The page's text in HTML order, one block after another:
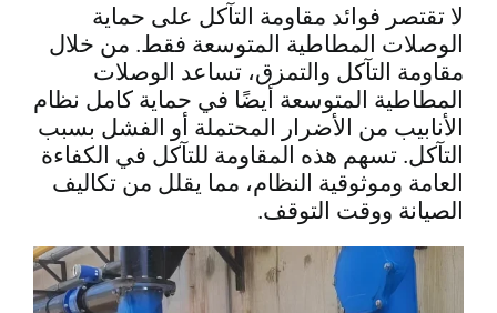
لا تقتصر فوائد مقاومة التآكل على حماية
الوصلات المطاطية المتوسعة فقط. من خلال
مقاومة التآكل والتمزق، تساعد الوصلات
المطاطية المتوسعة أيضًا في حماية كامل نظام
الأنابيب من الأضرار المحتملة أو الفشل بسبب
التآكل. تسهم هذه المقاومة للتآكل في الكفاءة
العامة وموثوقية النظام، مما يقلل من تكاليف
الصيانة ووقت التوقف.